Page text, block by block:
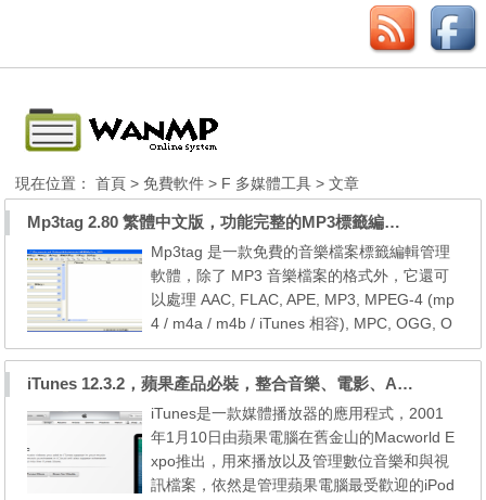
現在位置：首頁 >免費軟件 > F 多媒體工具 > 文章
Mp3tag 2.80 繁體中文版，功能完整的MP3標籤編輯管理軟體
Mp3tag 是一款免費的音樂檔案標籤編輯管理
軟體，除了 MP3 音樂檔案的格式外，它還可
以處理 AAC, FLAC, APE, MP3, MPEG-4 (mp
4 / m4a / m4b / iTunes 相容), MPC, OGG, O
FR, OFS, SPX, TTA, WMA, WV 等數十種音
能： 批次標籤編輯：一次將 ID3v1.1, ID3v2.
3, ID3v2.4, MP4, WMA, APEv2 標籤和 Vorbis
Comments 寫入多個檔案。 完整支援 Unicod
e。 支援 專輯封面藝...
iTunes 12.3.2，蘋果產品必裝，整合音樂、電影、APP及備份回復系統
iTunes是一款媒體播放器的應用程式，2001
年1月10日由蘋果電腦在舊金山的Macworld E
xpo推出，用來播放以及管理數位音樂和與視
訊檔案，依然是管理蘋果電腦最受歡迎的iPod